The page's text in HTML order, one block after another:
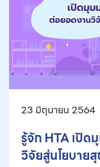
23 มิถุนายน 2564
รู้จัก HTA เปิด
วิจัยสู่นโยบาย